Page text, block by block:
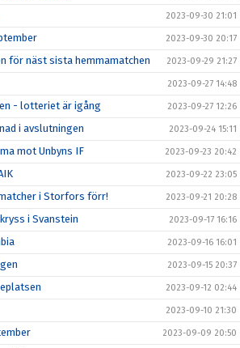
2023-09-30 21:01
2023-09-30 20:17
för näst sista hemmamatchen 2023-09-29 21:27
2023-09-27 14:48
- lotteriet är igång 2023-09-27 12:26
i avslutningen 2023-09-24 15:11
mot Unbyns IF 2023-09-23 20:42
2023-09-22 23:05
i Storfors förr! 2023-09-21 20:28
i Svanstein 2023-09-17 16:16
2023-09-16 16:01
2023-09-15 20:37
2023-09-12 02:44
2023-09-10 21:30
2023-09-09 20:50